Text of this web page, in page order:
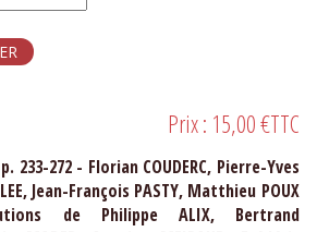
Prix : 15,00 €TTC
233-272 - Florian COUDERC, Pierre-Yves
Jean-François PASTY, Matthieu POUX
de Philippe ALIX, Bertrand